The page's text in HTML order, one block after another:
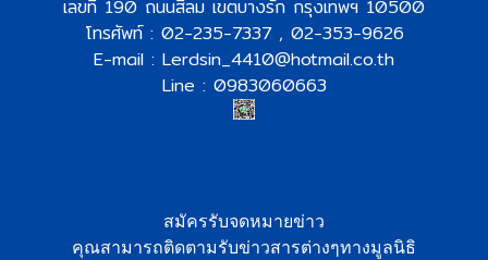
เลขที่ 190 ถนนสีลม เขตบางรัก กรุงเทพฯ 10500
โทรศัพท์ : 02-235-7337 , 02-353-9626
E-mail : Lerdsin_4410@hotmail.co.th
Line : 0983060663
สมัครรับจดหมายข่าว
คุณสามารถติดตามรับข่าวสารต่างๆทางมูลนิธิ